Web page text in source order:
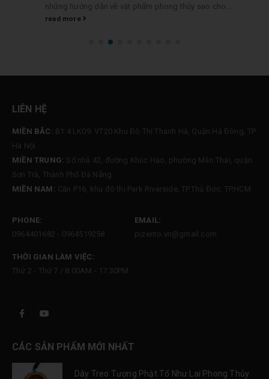
những hướng dẫn về vật phẩm phong thủy sao cho...
read more
LIÊN HỆ
MIỀN BẮC: B1.4 LK09. VT20 Khu Đô Thị Thanh Hà, Quận Hà Đông, TP
Hà Nội
MIỀN TRUNG: Số nhà 42, đường Khúc Hạo, phường Mân Thái, quận
Sơn Trà, Thành Phố Đà Nẵng
MIỀN NAM: Căn P16, khu đô thị Park Riverside, TP.Thủ Đức, TP.HCM
PHONE:
0964401682 - 0964519258
EMAIL:
pizento.vn@gmail.com
THỜI GIAN LÀM VIỆC:
Thứ 2 - Thứ 7 / 8:00AM - 17:30PM
CÁC SẢN PHẨM MỚI NHẤT
Dây Treo Tượng Phật Tổ Như Lai Phong Thủy